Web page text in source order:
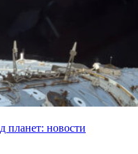
планет: новости